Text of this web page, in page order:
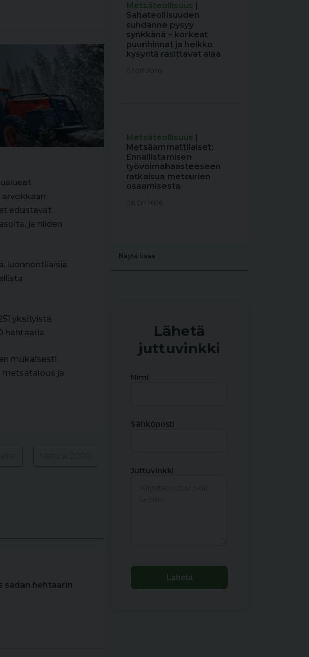
arvokkaan
edustavat
ja niiden
luonnontilaisia
yksityistä
hehtaaria.
mukaisesti.
ja
sadan hehtaarin
Metsäteollisuus |
Sahateollisuuden
suhdanne pysyy
synkkänä – korkeat
puunhinnat ja heikko
kysyntä rasittavat alaa
07.08.2026
Metsäteollisuus |
Metsäammattilaiset:
Ennallistamisen
työvoimahaasteeseen
ratkaisua metsurien
osaamisesta
06.08.2026
Näytä lisää
Lähetä
juttuvinkki
Nimi
Sähköposti
Juttuvinkki
Lähetä